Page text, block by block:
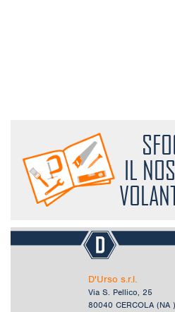
IL
D'Urso s.r.l.
Via S. Pellico, 25
80040 CERCOLA (NA )